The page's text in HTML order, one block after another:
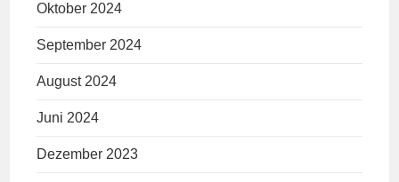
Oktober 2024
September 2024
August 2024
Juni 2024
Dezember 2023